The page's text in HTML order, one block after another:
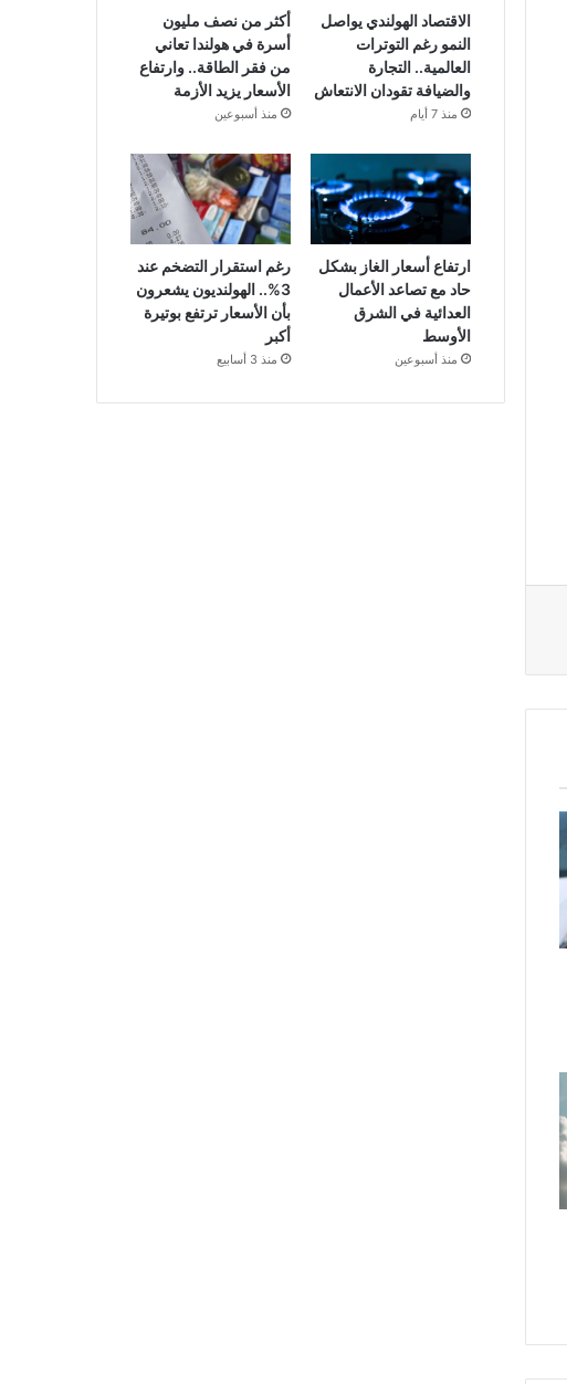
الاقتصاد الهولندي يواصل
النمو رغم التوترات
العالمية.. التجارة
والضيافة تقودان الانتعاش
منذ 7 أيام
أكثر من نصف مليون
أسرة في هولندا تعاني
من فقر الطاقة.. وارتفاع
الأسعار يزيد الأزمة
منذ أسبوعين
ارتفاع أسعار الغاز بشكل
حاد مع تصاعد الأعمال
العدائية في الشرق
الأوسط
منذ أسبوعين
رغم استقرار التضخم عند
3%.. الهولنديون يشعرون
بأن الأسعار ترتفع بوتيرة
أكبر
منذ 3 أسابيع